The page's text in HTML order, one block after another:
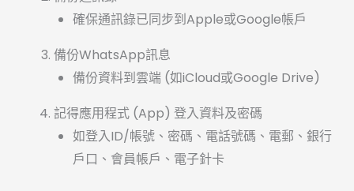
確保通訊錄已同步到Apple或Google帳戶
備份WhatsApp訊息
備份資料到雲端 (如iCloud或Google Drive)
記得應用程式 (App) 登入資料及密碼
如登入ID/帳號、密碼、電話號碼、電郵、銀行
戶口、會員帳戶、電子針卡